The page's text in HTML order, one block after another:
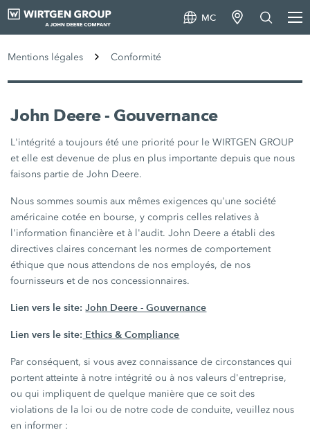
MC
Mentions légales Conformité
John Deere - Gouvernance
L'intégrité a toujours été une priorité pour le WIRTGEN GROUP
et elle est devenue de plus en plus importante depuis que nous
faisons partie de John Deere.
Nous sommes soumis aux mêmes exigences qu'une société
américaine cotée en bourse, y compris celles relatives à
l'information financière et à l'audit. John Deere a établi des
directives claires concernant les normes de comportement
éthique que nous attendons de nos employés, de nos
fournisseurs et de nos concessionnaires.
Lien vers le site:John Deere - Gouvernance
Lien vers le site: Ethics & Compliance
Par conséquent, si vous avez connaissance de circonstances qui
portent atteinte à notre intégrité ou à nos valeurs d'entreprise,
ou qui impliquent de quelque manière que ce soit des
violations de la loi ou de notre code de conduite, veuillez nous
en informer :